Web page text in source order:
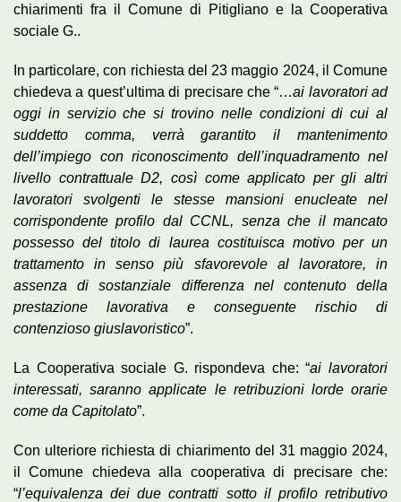
chiarimenti fra il Comune di Pitigliano e la Cooperativa
sociale G..
In particolare, con richiesta del 23 maggio 2024, il Comune
chiedeva a quest’ultima di precisare che “…ai lavoratori ad
oggi in servizio che si trovino nelle condizioni di cui al
suddetto comma, verrà garantito il mantenimento
dell’impiego con riconoscimento dell’inquadramento nel
livello contrattuale D2, così come applicato per gli altri
lavoratori svolgenti le stesse mansioni enucleate nel
corrispondente profilo dal CCNL, senza che il mancato
possesso del titolo di laurea costituisca motivo per un
trattamento in senso più sfavorevole al lavoratore, in
assenza di sostanziale differenza nel contenuto della
prestazione lavorativa e conseguente rischio di
contenzioso giuslavoristico”.
La Cooperativa sociale G. rispondeva che: “ai lavoratori
interessati, saranno applicate le retribuzioni lorde orarie
come da Capitolato”.
Con ulteriore richiesta di chiarimento del 31 maggio 2024,
il Comune chiedeva alla cooperativa di precisare che:
“l’equivalenza dei due contratti sotto il profilo retributivo